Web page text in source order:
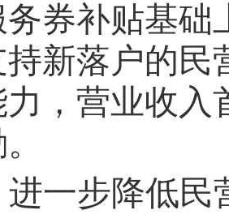
务券补贴基
持新落户的民
力，营业收入
进一步降低民